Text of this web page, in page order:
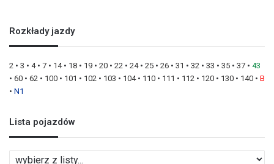
Rozkłady jazdy
2 • 3 • 4• 7 • 14• 18 • 19 • 20 • 22 • 24• 25 • 26 • 31 • 32 • 33 • 35 • 37 • 43
• 60 • 62 • 100 • 101 • 102 • 103 • 104• 110 • 111 • 112 • 120 • 130 • 140 • B
• N1
Lista pojazdów